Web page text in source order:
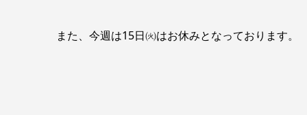
また、今週は15日㈫はお休みとなっております。